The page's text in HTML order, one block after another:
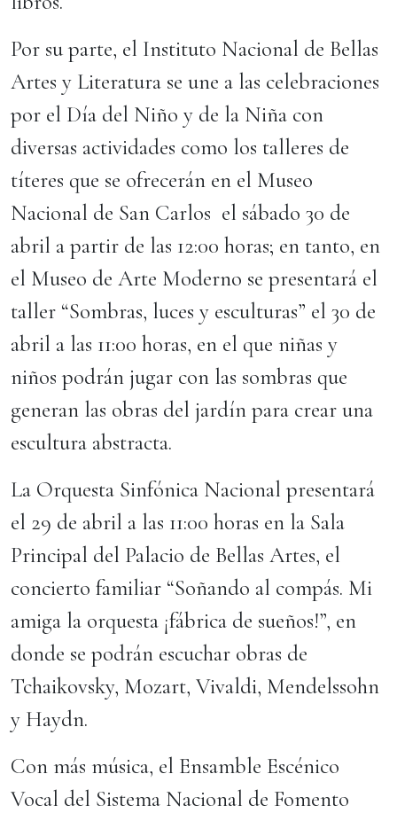
Por su parte, el Instituto Nacional de Bellas
Artes y Literatura se une a las celebraciones
por el Día del Niño y de la Niña con
diversas actividades como los talleres de
títeres que se ofrecerán en el Museo
Nacional de San Carlos el sábado 30 de
abril a partir de las 12:00 horas; en tanto, en
el Museo de Arte Moderno se presentará el
taller “Sombras, luces y esculturas” el 30 de
abril a las 11:00 horas, en el que niñas y
niños podrán jugar con las sombras que
generan las obras del jardín para crear una
escultura abstracta.
La Orquesta Sinfónica Nacional presentará
el 29 de abril a las 11:00 horas en la Sala
Principal del Palacio de Bellas Artes, el
concierto familiar “Soñando al compás. Mi
amiga la orquesta ¡fábrica de sueños!”, en
donde se podrán escuchar obras de
Tchaikovsky, Mozart, Vivaldi, Mendelssohn
y Haydn.
Con más música, el Ensamble Escénico
Vocal del Sistema Nacional de Fomento